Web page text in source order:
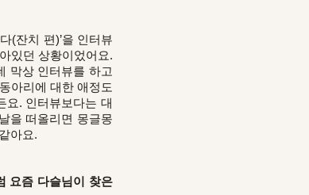
(잔치 편)’을 인터뷰
있던 상황이었어요.
막상 인터뷰를 하고
아리에 대한 애정도
요. 인터뷰보다는 대
을 떠올리면 몽글몽
아요.
요즘 다슬님이 찾은